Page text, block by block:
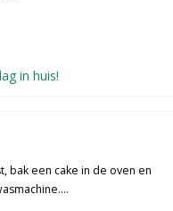
in huis!
bak een cake in de oven en